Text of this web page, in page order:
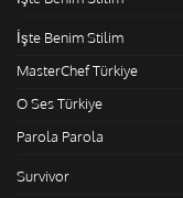
İşte Benim Stilim
MasterChef Türkiye
O Ses Türkiye
Parola Parola
Survivor